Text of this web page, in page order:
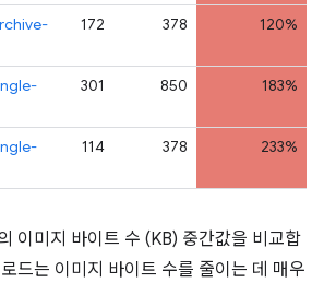
172 378 120%
301 850 183%
114 378 233%
이미지 바이트 수 (KB) 중간값을 비교합
드는 이미지 바이트 수를 줄이는 데 매우